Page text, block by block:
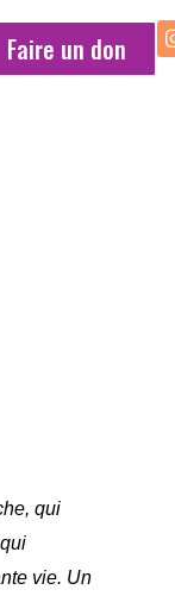
Faire un don
qui
vie. Un